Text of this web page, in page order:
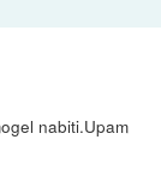
nabiti.Upam